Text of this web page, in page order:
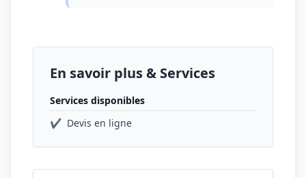
En savoir plus & Services
Services disponibles
✔ Devis en ligne